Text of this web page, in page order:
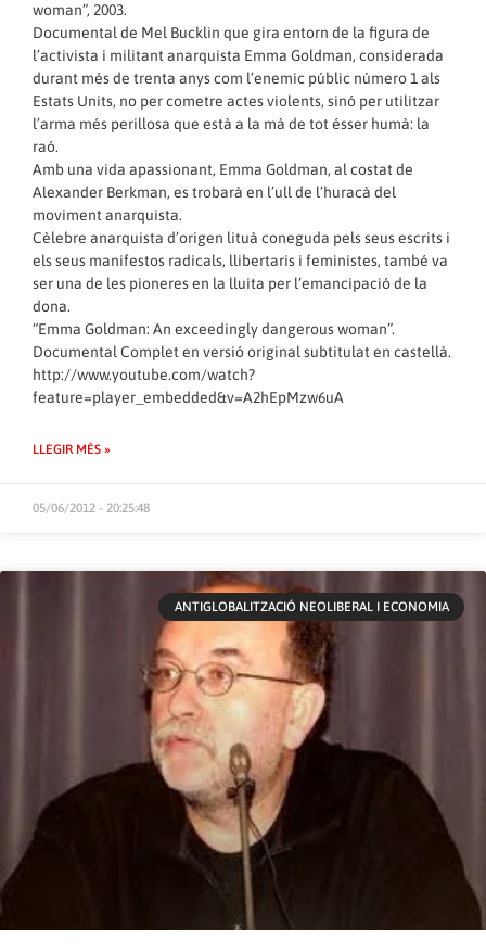
woman”, 2003.
Documental de Mel Bucklin que gira entorn de la figura de
l’activista i militant anarquista Emma Goldman, considerada
durant més de trenta anys com l’enemic públic número 1 als
Estats Units, no per cometre actes violents, sinó per utilitzar
l’arma més perillosa que està a la mà de tot ésser humà: la
raó.
Amb una vida apassionant, Emma Goldman, al costat de
Alexander Berkman, es trobarà en l’ull de l’huracà del
moviment anarquista.
Cèlebre anarquista d’origen lituà coneguda pels seus escrits i
els seus manifestos radicals, llibertaris i feministes, també va
ser una de les pioneres en la lluita per l’emancipació de la
dona.
“Emma Goldman: An exceedingly dangerous woman”.
Documental Complet en versió original subtitulat en castellà.
http://www.youtube.com/watch?
feature=player_embedded&v=A2hEpMzw6uA
LLEGIR MÉS »
05/06/2012 - 20:25:48
ANTIGLOBALITZACIÓ NEOLIBERAL I ECONOMIA